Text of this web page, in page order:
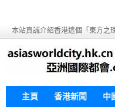
本站真誠介紹香港這個「東方之
主頁 香港新聞 中